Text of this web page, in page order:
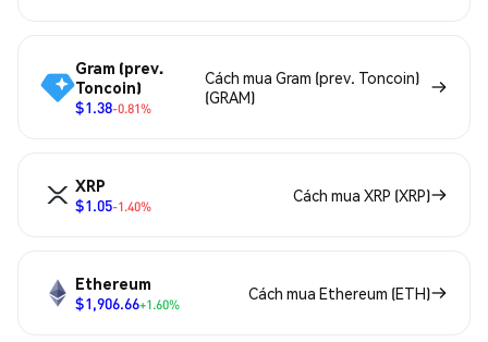
Gram (prev.
Toncoin)
$1.38-0.81%
Cách mua Gram (prev. Toncoin)
(GRAM)
XRP
$1.05-1.40%
Cách mua XRP (XRP)
Ethereum
$1,906.66+1.60%
Cách mua Ethereum (ETH)